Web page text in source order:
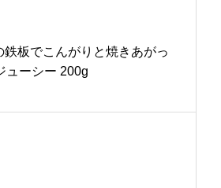
鉄板でこんがりと焼きあがっ
ューシー 200g